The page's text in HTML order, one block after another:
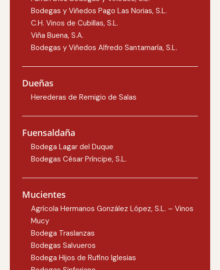
Bodegas y Viñedos Pago Las Norias, S.L.
C.H. Vinos de Cubillas, S.L.
Viña Buena, S.A.
Bodegas y Viñedos Alfredo Santamaría, S.L.
Dueñas
Herederas de Remigio de Salas
Fuensaldaña
Bodega Lagar del Duque
Bodegas César Príncipe, S.L.
Mucientes
Agrícola Hermanos González López, S.L. – Vinos
Mucy
Bodega Traslanzas
Bodegas Salvueros
Bodega Hijos de Rufino Iglesias